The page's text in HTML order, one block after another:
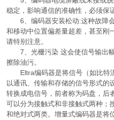
稳定，影响通信的准确性，必须保
6、编码器安装松动:这种故障会
和移动中位置偏差量超差，甚至刚
请特别注意。
7、光栅污染 这会使信号输出幅
擦除油污。
Eltra编码器是将信号（如比特
以通讯、传输和存储的信号形式的
转换成电信号，前者称为码盘，后
可以分为接触式和非接触式两种；
和绝对式两类。增量式编码器是将